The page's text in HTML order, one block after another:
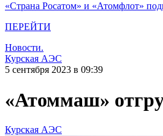
«Страна Росатом» и «Атомфлот»
ПЕРЕЙТИ
Новости.
Курская АЭС
5 сентября 2023 в 09:39
«Атоммаш»
Курская АЭС